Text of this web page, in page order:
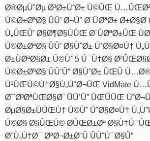
Ø®ØµÙˆØµ Ø³Ø±ÙˆØ± Ú©ÛŒ
Ú©Ø±ØªØ§ ÛÛ’ Ø¬Ùˆ Ø¨ÛØªØ±
Ù„ÛŒÛ’ Ø§Ø¶Ø§ÙÛŒ Ø¨ÛØªØ±ÛŒ
Ú©Ø±ØªØ§ ÛÛ’ Ø§ÙˆØ± ÚˆØ§Ø¤Ù†
Ø±ÙØªØ§Ø± Ú©Ùˆ 5 Ú¯Ù†Ø§
Ú©Ø±ØªØ§ ÛÛ’Û” Ø§ÙˆØ± ÛŒÛ
Ù¹ÛŒÚ©Ù†Ø§Ù„ÙˆØ¬ÛŒ VidMate
Ø¯Ø³ØªÛŒØ§Ø¨ ÛÛ’Û” ÛŒÛÛŒ ÙˆØ¬Û
ØµØ§Ø±ÙÛŒÙ† Ú©Ùˆ ÚˆØ§Ø¤Ù†
Ú©Ø§ Ø§ÛŒÚ© Ø­ÛŒØ±Øª
Ø¨Ù„Ù†Ø¯ ØªØ¬Ø±Ø¨Û ÛÙˆÚ¯Ø§Û”